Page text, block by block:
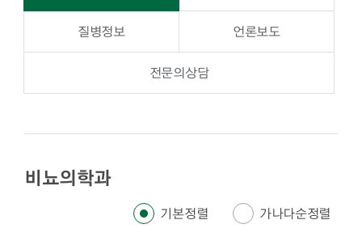
질병정보 언론보도
전문의상담
비뇨의학과
기본정렬 가나다순정렬